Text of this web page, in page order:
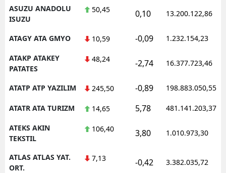
ASUZU ANADOLU
ISUZU
50,45 0,10 13.200.122,86
ATAGY ATA GMYO 10,59 -0,09 1.232.154,23
ATAKP ATAKEY
PATATES
48,24 -2,74 16.377.723,46
ATATP ATP YAZILIM 245,50 -0,89 198.883.050,55
ATATR ATA TURIZM 14,65 5,78 481.141.203,37
ATEKS AKIN
TEKSTIL
106,40 3,80 1.010.973,30
ATLAS ATLAS YAT.
ORT.
7,13 -0,42 3.382.035,72